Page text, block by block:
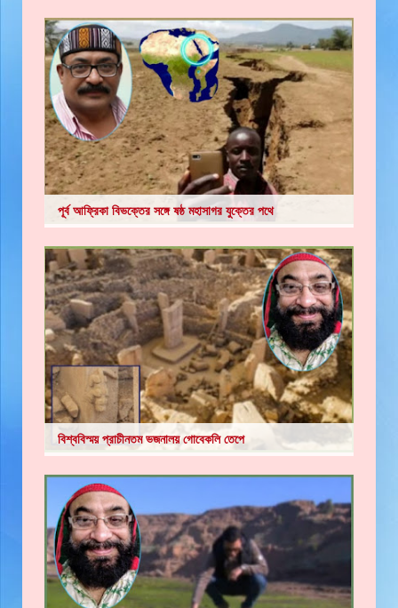
পূর্ব আফ্রিকা বিভক্তের সঙ্গে ষষ্ঠ মহাসাগর যুক্তের পথে
বিশ্ববিস্ময় প্রাচীনতম ভজনালয় গোবেকলি তেপে